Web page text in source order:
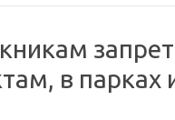
в парках